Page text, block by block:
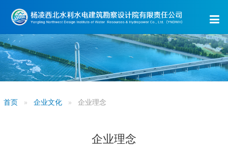
首页 企业文化 企业理念
企业理念